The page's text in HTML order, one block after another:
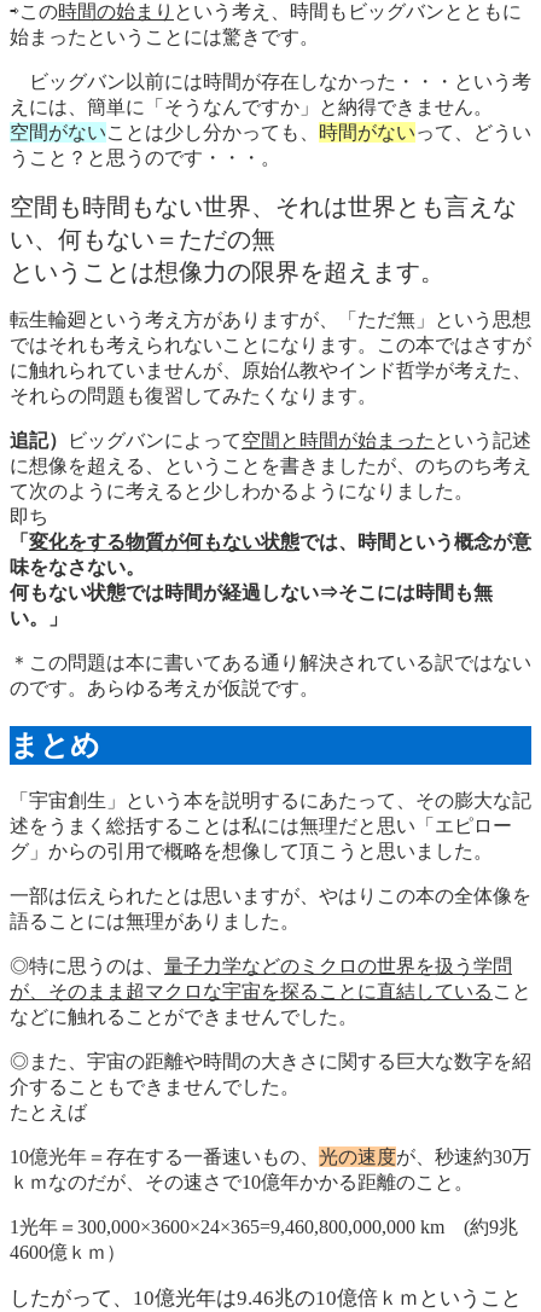
⇨この時間の始まり という考え、時間もビッグバンとともに
始まったということには驚きです。
ビッグバン以前には時間が存在しなかった・・・という考
えには、簡単に「そうなんですか」と納得できません。
空間がないことは少し分かっても、 時間がないって、どうい
うこと？と思うのです・・・。
空間も時間もない世界、それは世界とも言えな
い、何もない＝ただの無
ということは想像力の限界を超えます。
転生輪廻という考え方がありますが、「ただ無」という思想
ではそれも考えられないことになります。この本ではさすが
に触れられていませんが、原始仏教やインド哲学が考えた、
それらの問題も復習してみたくなります。
追記） ビッグバンによって空間と時間が始まった という記述
に想像を超える、ということを書きましたが、のちのち考え
て次のように考えると少しわかるようになりました。
即ち
「 変化をする物質が何もない状態では、時間という概念が意
味をなさない。
何もない状態では時間が経過しない⇒そこには時間も無
い。」
＊この問題は本に書いてある通り解決されている訳ではない
のです。あらゆる考えが仮説です。
まとめ
「宇宙創生」という本を説明するにあたって、その膨大な記
述をうまく総括することは私には無理だと思い「エピロー
グ」からの引用で概略を想像して頂こうと思いました。
一部は伝えられたとは思いますが、やはりこの本の全体像を
語ることには無理がありました。
◎特に思うのは、 量子力学などのミクロの世界を扱う学問
が、そのまま超マクロな宇宙を探ることに直結している こと
などに触れることができませんでした。
◎また、宇宙の距離や時間の大きさに関する巨大な数字を紹
介することもできませんでした。
たとえば
10億光年＝存在する一番速いもの、 光の速度が、秒速約30万
ｋｍなのだが、その速さで10億年かかる距離のこと。
1光年＝300,000×3600×24×365=9,460,800,000,000 km (約9兆
4600億ｋｍ）
したがって、10億光年は9.46兆の10億倍ｋｍということ